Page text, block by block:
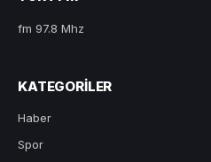
fm 97.8 Mhz
KATEGORILER
Haber
Spor